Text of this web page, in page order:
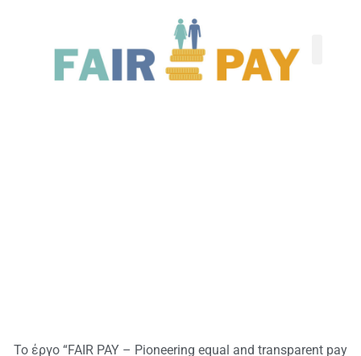
Το έργο “FAIR PAY – Pioneering equal and transparent pay